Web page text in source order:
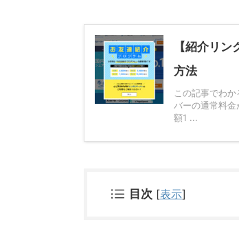
【紹介リ
方法
この記事でわ
バーの通常料
額1 ...
目次 [表示]